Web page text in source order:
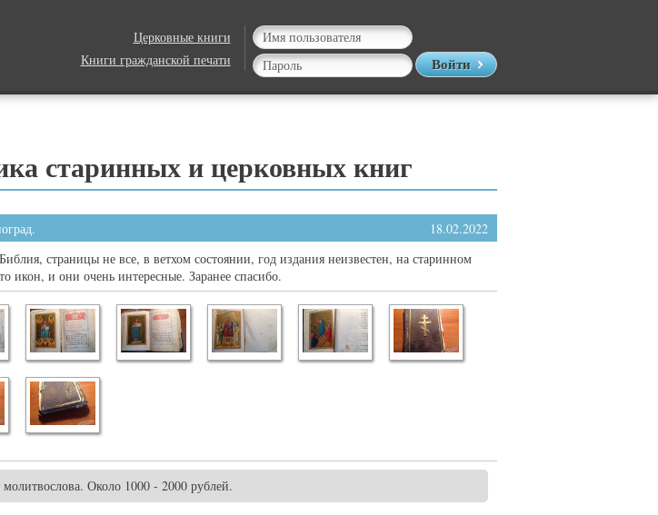
Войти
Церковные книги
Книги гражданской печати
старинных и церковных книг
18.02.2022
страницы не все, в ветхом состоянии, год издания неизвестен, на старинном
икон, и они очень интересные. Заранее спасибо.
Около 1000 - 2000 рублей.